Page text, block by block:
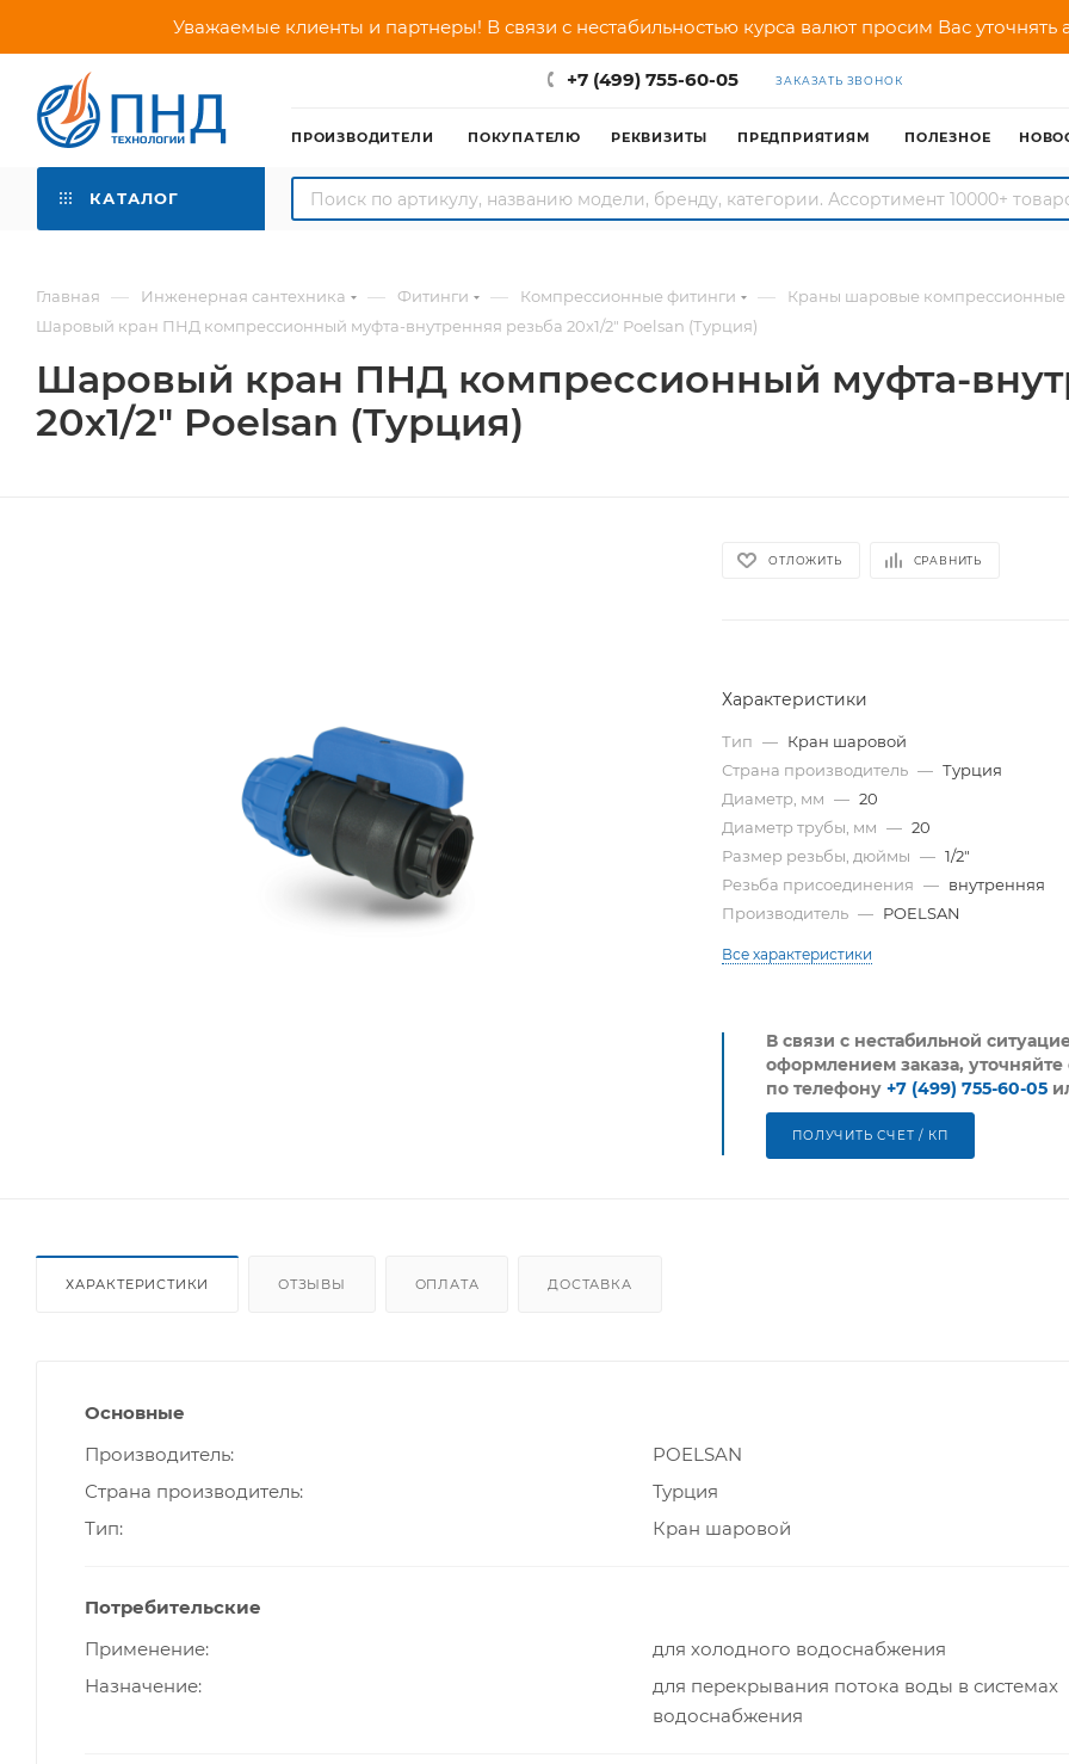
Уважаемые клиенты и партнеры! В связи с нестабильностью курса валют просим Вас
+7 (499) 755-60-05 ЗАКАЗАТЬ ЗВОНОК
ПРОИЗВОДИТЕЛИ ПОКУПАТЕЛЮ РЕКВИЗИТЫ ПРЕДПРИЯТИЯМ ПОЛЕЗНОЕ
КАТАЛОГ
Главная — Инженерная сантехника — Фитинги — Компрессионные фитинги — Краны шаровые компрессионные
Шаровый кран ПНД компрессионный муфта-внутренняя резьба 20х1/2" Poelsan (Турция)
Шаровый кран ПНД компрессионный муфта-
20х1/2" Poelsan (Турция)
ОТЛОЖИТЬ СРАВНИТЬ
Характеристики
Тип — Кран шаровой
Страна производитель — Турция
Диаметр, мм — 20
Диаметр трубы, мм — 20
Размер резьбы, дюймы — 1/2"
Резьба присоединения — внутренняя
Производитель — POELSAN
Все характеристики
В связи с нестабильной
оформлением заказа, уточняйте
по телефону+7 (499) 755-60-05
ПОЛУЧИТЬ СЧЕТ / КП
ХАРАКТЕРИСТИКИ ОТЗЫВЫ ОПЛАТА ДОСТАВКА
Основные
Производитель
POELSAN
Страна производитель
Турция
Тип
Кран шаровой
Потребительские
Применение
для холодного водоснабжения
Назначение
для перекрывания потока воды в системах
водоснабжения